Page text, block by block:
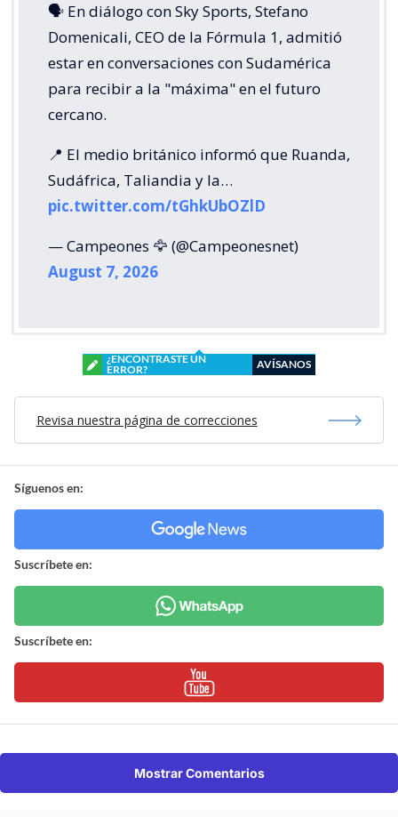
🗣️ En diálogo con Sky Sports, Stefano
Domenicali, CEO de la Fórmula 1, admitió
estar en conversaciones con Sudamérica
para recibir a la "máxima" en el futuro
cercano.
📍 El medio británico informó que Ruanda,
Sudáfrica, Taliandia y la…
pic.twitter.com/tGhkUbOZlD
— Campeones 🦅 (@Campeonesnet)
August 7, 2026
¿ENCONTRASTE UN
ERROR?
AVÍSANOS
Revisa nuestra página de correcciones
Síguenos en:
Suscríbete en:
Suscríbete en:
Mostrar Comentarios